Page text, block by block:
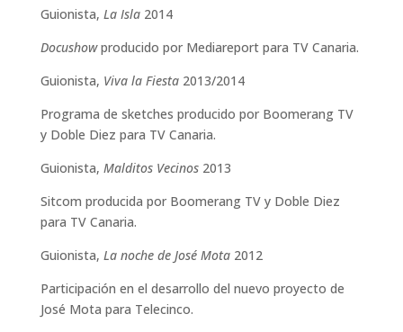
Guionista, La Isla 2014
Docushow producido por Mediareport para TV Canaria.
Guionista, Viva la Fiesta 2013/2014
Programa de sketches producido por Boomerang TV
y Doble Diez para TV Canaria.
Guionista, Malditos Vecinos 2013
Sitcom producida por Boomerang TV y Doble Diez
para TV Canaria.
Guionista, La noche de José Mota 2012
Participación en el desarrollo del nuevo proyecto de
José Mota para Telecinco.